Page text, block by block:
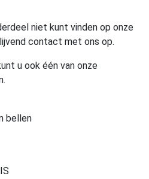
niet kunt vinden op onze
contact met ons op.
u ook één van onze
bellen